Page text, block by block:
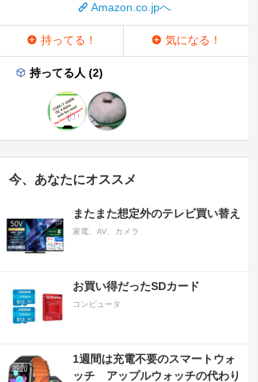
Amazon.co.jpへ
持ってる！ 気になる！
持ってる人 (2)
今、あなたにオススメ
またまた想定外のテレビ買い替え
家電、AV、カメラ
お買い得だったSDカード
コンピュータ
1週間は充電不要のスマートウォ
ッチ アップルウォッチの代わり